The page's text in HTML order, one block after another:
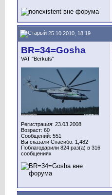
25.10.2010, 18:19
BR=34=Gosha
VAT "Berkuts"
Регистрация: 23.03.2008
Возраст: 60
Сообщений: 551
Вы сказали Спасибо: 1,482
Поблагодарили 824 раз(а) в 316
сообщениях